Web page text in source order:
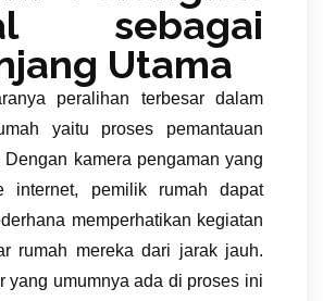
sebagai
Utama
peralihan terbesar dalam
yaitu proses pemantauan
kamera pengaman yang
internet, pemilik rumah dapat
memperhatikan kegiatan
rumah mereka dari jarak jauh.
yang umumnya ada di proses ini